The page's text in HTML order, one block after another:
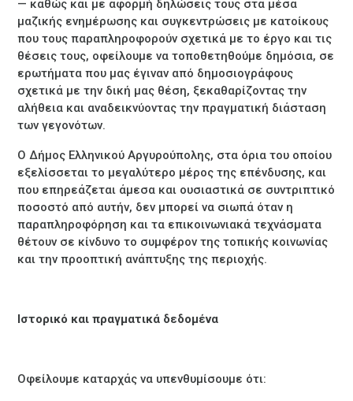
— καθώς και με αφορμή δηλώσεις τους στα μέσα
μαζικής ενημέρωσης και συγκεντρώσεις με κατοίκους
που τους παραπληροφορούν σχετικά με το έργο και τις
θέσεις τους, οφείλουμε να τοποθετηθούμε δημόσια, σε
ερωτήματα που μας έγιναν από δημοσιογράφους
σχετικά με την δική μας θέση, ξεκαθαρίζοντας την
αλήθεια και αναδεικνύοντας την πραγματική διάσταση
των γεγονότων.
Ο Δήμος Ελληνικού Αργυρούπολης, στα όρια του οποίου
εξελίσσεται το μεγαλύτερο μέρος της επένδυσης, και
που επηρεάζεται άμεσα και ουσιαστικά σε συντριπτικό
ποσοστό από αυτήν, δεν μπορεί να σιωπά όταν η
παραπληροφόρηση και τα επικοινωνιακά τεχνάσματα
θέτουν σε κίνδυνο το συμφέρον της τοπικής κοινωνίας
και την προοπτική ανάπτυξης της περιοχής.
Ιστορικό και πραγματικά δεδομένα
Οφείλουμε καταρχάς να υπενθυμίσουμε ότι: